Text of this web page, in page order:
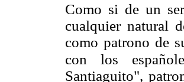
Como si de un
cualquier natural
como patrono de
con los
Santiaguito",